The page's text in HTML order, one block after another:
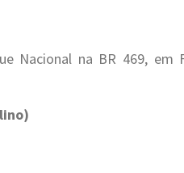
Nacional na BR 469, em